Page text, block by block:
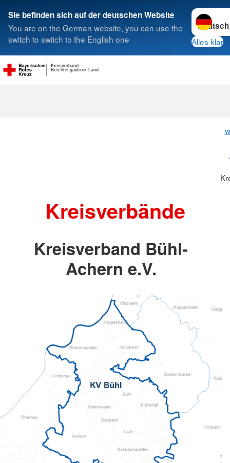
Sie befinden sich auf der deutschen Website
You are on the German website, you can use the
switch to switch to the English one
Sprache
Alles klar
Berchtesgadener Land
Kreisverband
Suche
Kreisverbände
Kreisverband Bühl-
Achern e.V.